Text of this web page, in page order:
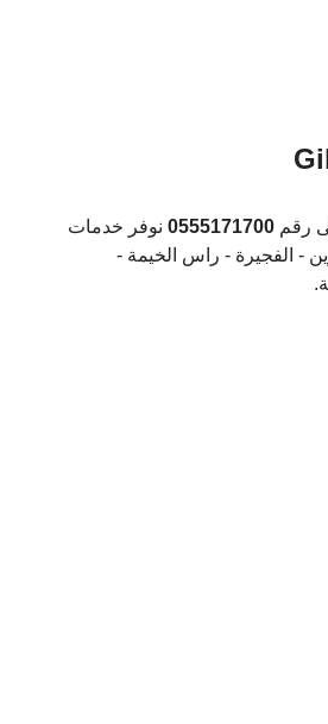
رقم 0555171700 نوفر خدمات
- الفجيرة - راس الخيمة -